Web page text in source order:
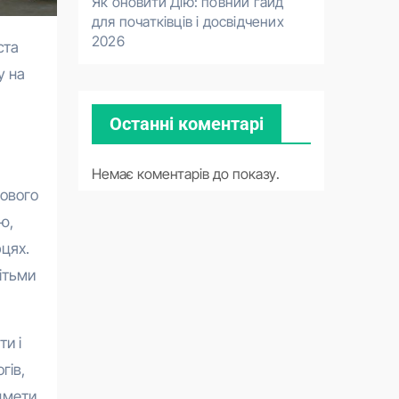
на
і
для початківців і досвідчених
2026
Останні коментарі
Немає коментарів до показу.